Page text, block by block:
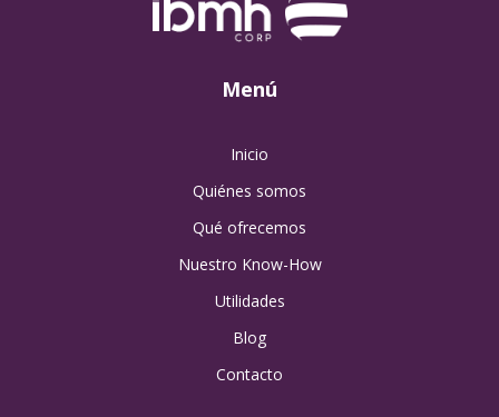
Menú
Inicio
Quiénes somos
Qué ofrecemos
Nuestro Know-How
Utilidades
Blog
Contacto